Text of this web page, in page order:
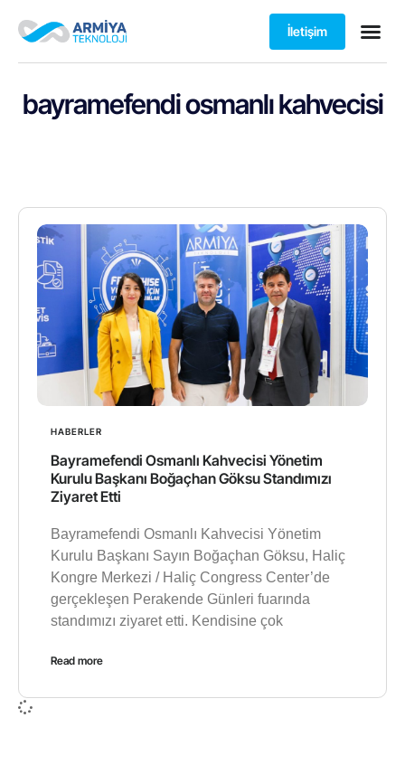
İletişim
bayramefendi osmanlı kahvecisi
HABERLER
Bayramefendi Osmanlı Kahvecisi Yönetim
Kurulu Başkanı Boğaçhan Göksu Standımızı
Ziyaret Etti
Bayramefendi Osmanlı Kahvecisi Yönetim
Kurulu Başkanı Sayın Boğaçhan Göksu, Haliç
Kongre Merkezi / Haliç Congress Center’de
gerçekleşen Perakende Günleri fuarında
standımızı ziyaret etti. Kendisine çok
Read more